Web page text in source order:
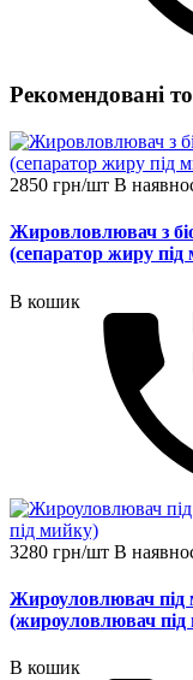
Рекомендовані
2850 грн/шт В
Жировловлювач з
(сепаратор жиру під
В кошик
3280 грн/шт В
Жироуловлювач
(жироуловлювач під
В кошик